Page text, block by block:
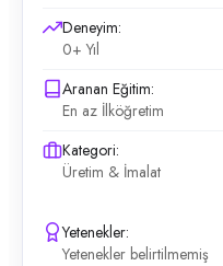
Deneyim:
0+ Yıl
Aranan Eğitim:
En az İlköğretim
Kategori:
Üretim & İmalat
Yetenekler:
Yetenekler belirtilmemiş